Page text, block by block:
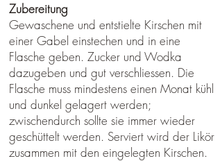
Zubereitung
Gewaschene und entstielte Kirschen mit
einer Gabel einstechen und in eine
Flasche geben. Zucker und Wodka
dazugeben und gut verschliessen. Die
Flasche muss mindestens einen Monat kühl
und dunkel gelagert werden;
zwischendurch sollte sie immer wieder
geschüttelt werden. Serviert wird der Likör
zusammen mit den eingelegten Kirschen.